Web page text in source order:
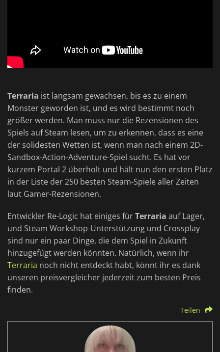
Terraria ist langsam gewachsen, bis es zu einem
Monster geworden ist, und es wird bestimmt noch
größer werden. Man muss nur die Rezensionen des
Spiels auf Steam lesen, um zu erkennen, dass es eine
der solidesten Wetten ist, wenn man nach einem 2D-
Sandbox-Action-Adventure-Spiel sucht. Es hat vor
kurzem Portal 2 überholt und hält nun den ersten Platz
in der Liste der 250 besten Steam-Spiele aller Zeiten
laut Gamer-Rezensionen.
Entwickler Re-Logic hat einiges fürTerraria auf Lager,
und Steam Workshop-Unterstützung und Crossplay
sind nur ein paar Dinge, die dem Spiel in Zukunft
hinzugefügt werden könnten. Natürlich, wenn ihr
Terraria noch nicht entdeckt habt, könnt ihr es dank
unseren preisvergleicher jederzeit zum besten Preis
finden.
Teilen